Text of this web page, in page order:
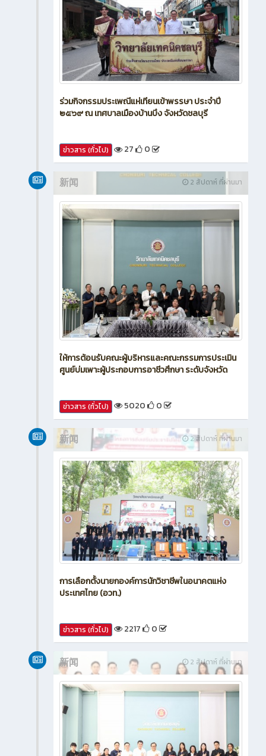
ร่วมกิจกรรมประเพณีแห่เทียนเข้าพรรษา ประจำปี
๒๕๖๙ ณ เทศบาลเมืองบ้านบึง จังหวัดชลบุรี
ข่าวสาร (ทั่วไป) 27 0
2 สัปดาห์ ที่ผ่านมา
新闻
ให้การต้อนรับคณะผู้บริหารและคณะกรรมการประเมิน
ศูนย์บ่มเพาะผู้ประกอบการอาชีวศึกษา ระดับจังหวัด
ข่าวสาร (ทั่วไป) 5020 0
2 สัปดาห์ ที่ผ่านมา
新闻
การเลือกตั้งนายกองค์การนักวิชาชีพในอนาคตแห่ง
ประเทศไทย (อวท.)
ข่าวสาร (ทั่วไป) 2217 0
2 สัปดาห์ ที่ผ่านมา
新闻